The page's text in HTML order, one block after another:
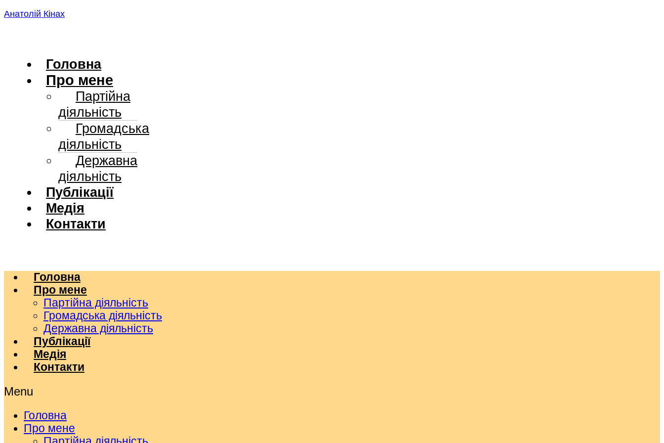
Skip
Анатолій Кінах
Головна
Про мене
Партійна
діяльність
Громадська
діяльність
Державна
діяльність
Публікації
Медія
Контакти
Головна
Про мене
Партійна діяльність
Громадська діяльність
Державна діяльність
Публікації
Медія
Контакти
Menu
Головна
Про мене